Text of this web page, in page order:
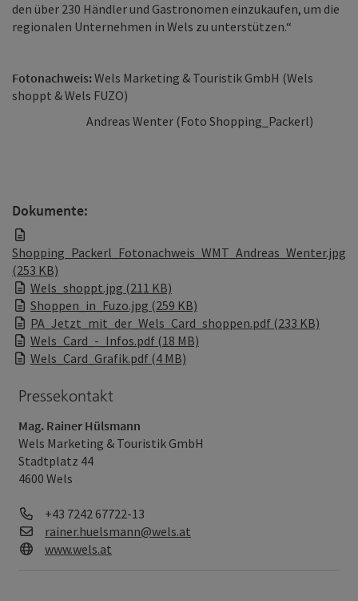
den über 230 Händler und Gastronomen einzukaufen, um die
regionalen Unternehmen in Wels zu unterstützen.“
Fotonachweis:Wels Marketing & Touristik GmbH (Wels
shoppt & Wels FUZO)
Andreas Wenter (Foto Shopping_Packerl)
Dokumente:
Shopping_Packerl_Fotonachweis_WMT_Andreas_Wenter.jpg
(253 KB)
Wels_shoppt.jpg (211 KB)
Shoppen_in_Fuzo.jpg (259 KB)
PA_Jetzt_mit_der_Wels_Card_shoppen.pdf (233 KB)
Wels_Card_-_Infos.pdf (18 MB)
Wels_Card_Grafik.pdf (4 MB)
Pressekontakt
Mag. Rainer Hülsmann
Wels Marketing & Touristik GmbH
Stadtplatz 44
4600 Wels
Telefon
+43 7242 67722-13
E-Mail
rainer.huelsmann@wels.at
Web
www.wels.at